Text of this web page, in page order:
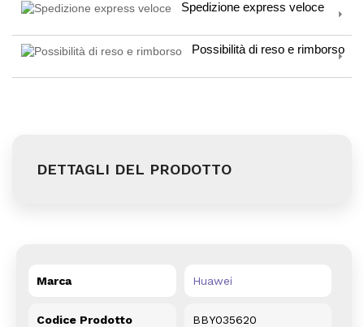
Spedizione express veloce
Possibilità di reso e rimborso
DETTAGLI DEL PRODOTTO
Marca Huawei
Codice Prodotto BBY035620